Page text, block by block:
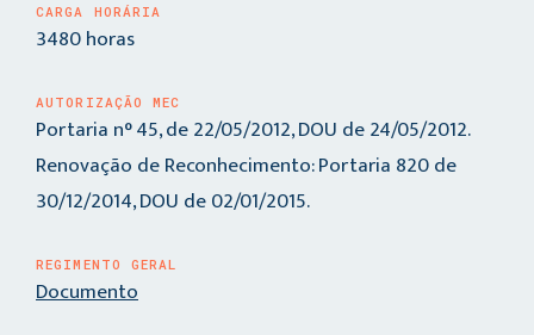
CARGA HORÁRIA
3480 horas
AUTORIZAÇÃO MEC
Portaria n° 45, de 22/05/2012, DOU de 24/05/2012.
Renovação de Reconhecimento: Portaria 820 de
30/12/2014, DOU de 02/01/2015.
REGIMENTO GERAL
Documento